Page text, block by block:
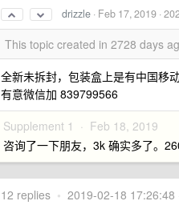
drizzle · Feb 17, 2019 ·
This topic created in 2728 days
全新未拆封，包装盒上是有中国移
有意微信加 839799566
Supplement 1 · Feb 18, 2019
咨询了一下朋友，3k 确实多了。
12 replies • 2019-02-18 17:26:48